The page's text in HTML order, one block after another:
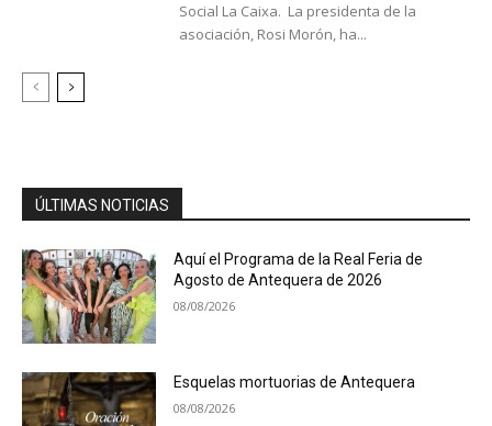
Social La Caixa. La presidenta de la
asociación, Rosi Morón, ha...
ÚLTIMAS NOTICIAS
Aquí el Programa de la Real Feria de
Agosto de Antequera de 2026
08/08/2026
Esquelas mortuorias de Antequera
08/08/2026